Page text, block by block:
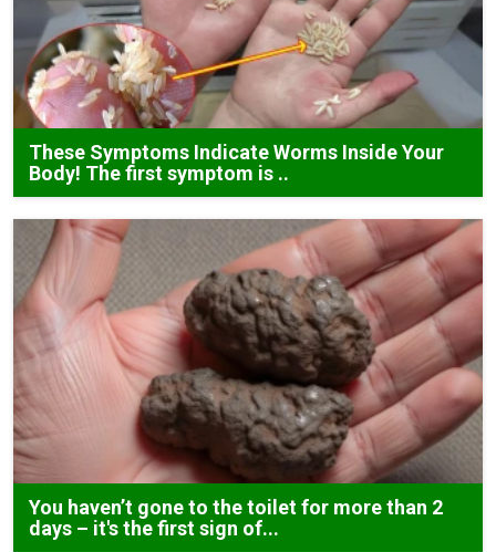
These Symptoms Indicate Worms Inside Your
Body! The first symptom is ..
You haven’t gone to the toilet for more than 2
days – it's the first sign of...